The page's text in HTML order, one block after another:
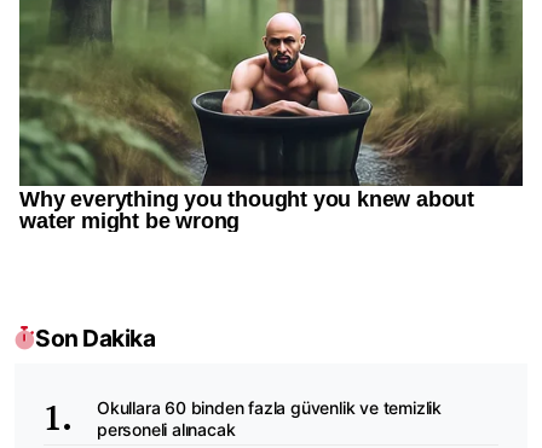
Son Dakika
Okullara 60 binden fazla güvenlik ve temizlik
personeli alınacak